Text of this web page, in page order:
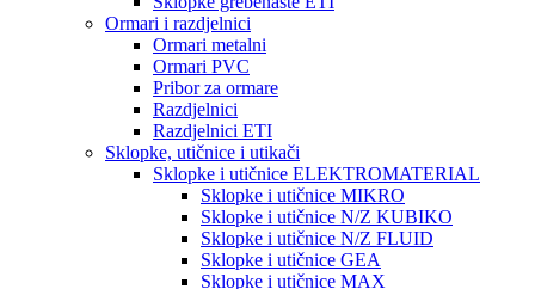
Ormari i razdjelnici
Ormari metalni
Ormari PVC
Pribor za ormare
Razdjelnici
Razdjelnici ETI
Sklopke, utičnice i utikači
Sklopke i utičnice ELEKTROMATERIAL
Sklopke i utičnice MIKRO
Sklopke i utičnice N/Z KUBIKO
Sklopke i utičnice N/Z FLUID
Sklopke i utičnice GEA
Sklopke i utičnice MAX